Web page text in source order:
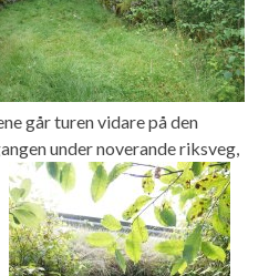
går turen vidare på den
under noverande riksveg,